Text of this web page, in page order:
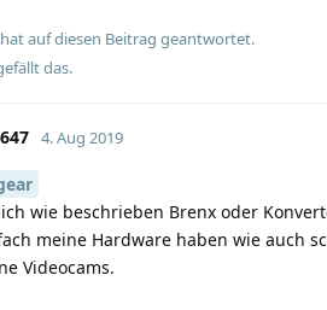
hatauf diesen Beitrag geantwortet.
das.
4. Aug 2019
wie beschrieben Brenx oder
meine Hardware haben wie auch
Videocams.